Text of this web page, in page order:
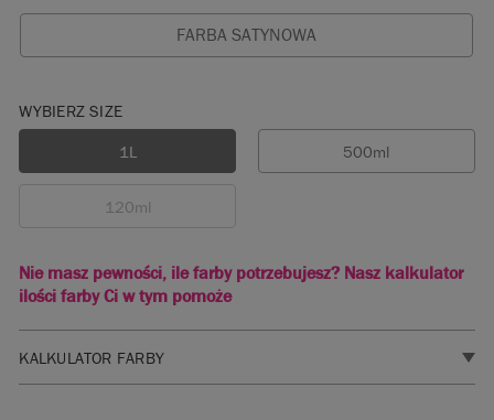
FARBA SATYNOWA
WYBIERZ SIZE
1L
500ml
120ml
Nie masz pewności, ile farby potrzebujesz? Nasz kalkulator
ilości farby Ci w tym pomoże
KALKULATOR FARBY